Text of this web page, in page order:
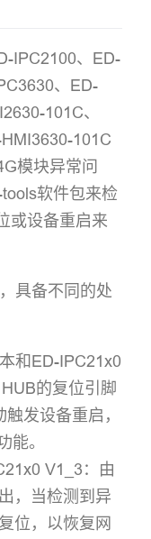
IPC2100、ED-
、ED-
101C、
101C
模块异常问
软件包来检
或设备重启来
具备不同的处
和ED-IPC21x0
的复位引脚
发设备重启，
能。
V1_3：由
，当检测到异
位，以恢复网